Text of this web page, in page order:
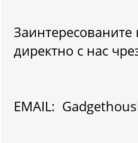
Заинтересованите
директно с нас
EMAIL: